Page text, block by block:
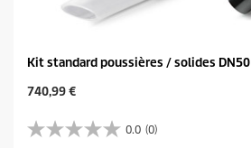
Kit standard poussières / solides DN50
C
r
740,99 €
0.0 (0)
0